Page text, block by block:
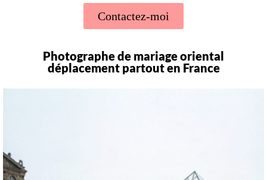
Contactez-moi
Photographe de mariage oriental
déplacement partout en France